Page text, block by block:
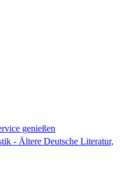
genießen
- Ältere Deutsche Literatur,